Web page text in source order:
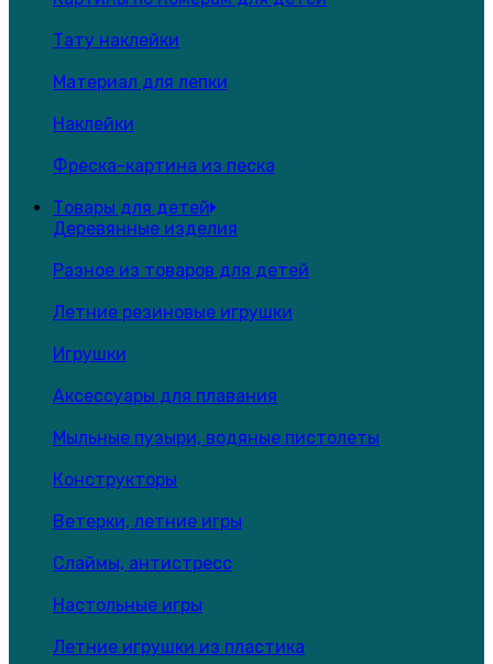
Тату наклейки
Материал для лепки
Наклейки
Фреска-картина из песка
Товары для детей
Деревянные изделия
Разное из товаров для детей
Летние резиновые игрушки
Игрушки
Аксессуары для плавания
Мыльные пузыри, водяные пистолеты
Конструкторы
Ветерки, летние игры
Слаймы, антистресс
Настольные игры
Летние игрушки из пластика